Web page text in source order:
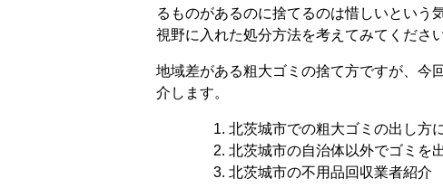
るものがあるのに捨てるのは惜しいという
視野に入れた処分方法を考えてみてください
地域差がある粗大ゴミの捨て方ですが、今
介します。
北茨城市での粗大ゴミの出し方
北茨城市の自治体以外でゴミを
北茨城市の不用品回収業者紹介